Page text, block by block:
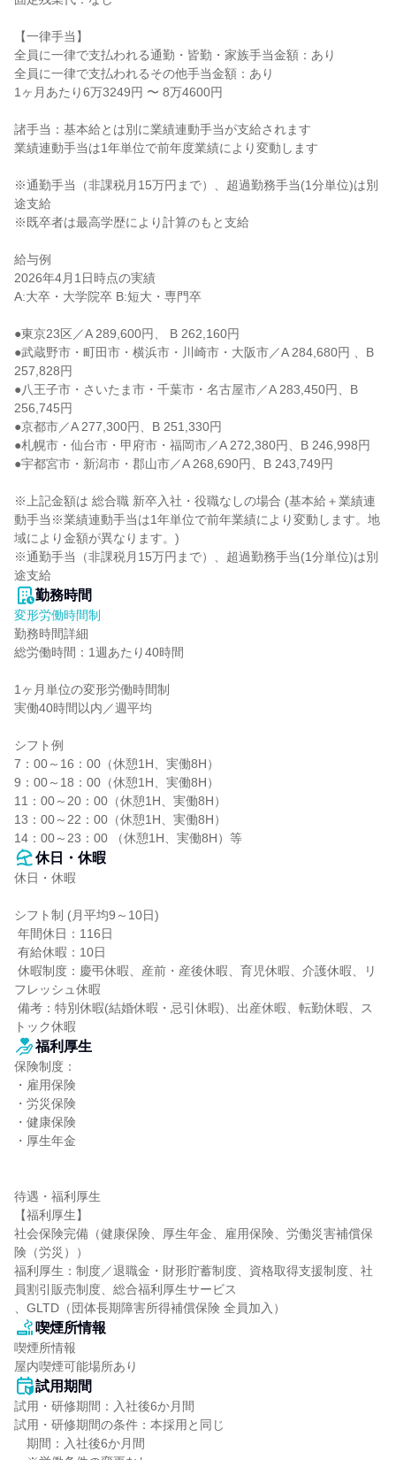
【一律手当】
全員に一律で支払われる通勤・皆勤・家族手当金額：あり
全員に一律で支払われるその他手当金額：あり
1ヶ月あたり6万3249円 〜 8万4600円
諸手当：基本給とは別に業績連動手当が支給されます
業績連動手当は1年単位で前年度業績により変動します
※通勤手当（非課税月15万円まで）、超過勤務手当(1分単位)は別
途支給
※既卒者は最高学歴により計算のもと支給
給与例
2026年4月1日時点の実績
A:大卒・大学院卒 B:短大・専門卒
●東京23区／A 289,600円、 B 262,160円
●武蔵野市・町田市・横浜市・川崎市・大阪市／A 284,680円 、B
257,828円
●八王子市・さいたま市・千葉市・名古屋市／A 283,450円、B
256,745円
●京都市／A 277,300円、B 251,330円
●札幌市・仙台市・甲府市・福岡市／A 272,380円、B 246,998円
●宇都宮市・新潟市・郡山市／A 268,690円、B 243,749円
※上記金額は 総合職 新卒入社・役職なしの場合 (基本給＋業績連
動手当※業績連動手当は1年単位で前年業績により変動します。地
域により金額が異なります。)
※通勤手当（非課税月15万円まで）、超過勤務手当(1分単位)は別
途支給
勤務時間
変形労働時間制
勤務時間詳細
総労働時間：1週あたり40時間
1ヶ月単位の変形労働時間制
実働40時間以内／週平均
シフト例
7：00～16：00（休憩1H、実働8H）
9：00～18：00（休憩1H、実働8H）
11：00～20：00（休憩1H、実働8H）
13：00～22：00（休憩1H、実働8H）
14：00～23：00 （休憩1H、実働8H）等
休日・休暇
休日・休暇
シフト制 (月平均9～10日)
フレッシュ休暇
トック休暇
福利厚生
保険制度：
・雇用保険
・労災保険
・健康保険
・厚生年金
待遇・福利厚生
【福利厚生】
社会保険完備（健康保険、厚生年金、雇用保険、労働災害補償保
険（労災））
福利厚生：制度／退職金・財形貯蓄制度、資格取得支援制度、社
員割引販売制度、総合福利厚生サービス
、GLTD（団体長期障害所得補償保険 全員加入）
喫煙所情報
喫煙所情報
屋内喫煙可能場所あり
試用期間
試用・研修期間：入社後6か月間
試用・研修期間の条件：本採用と同じ
期間：入社後6か月間